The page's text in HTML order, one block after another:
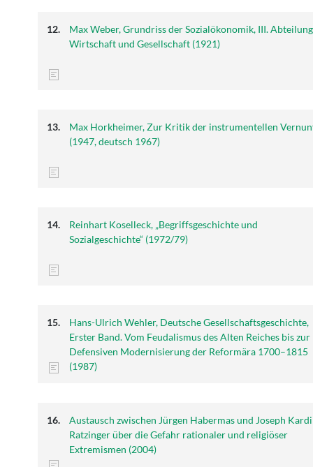
Max Weber, Grundriss der Sozialökonomik, III.
Wirtschaft und Gesellschaft (1921)
Max Horkheimer, Zur Kritik der instrumentellen
(1947, deutsch 1967)
Reinhart Koselleck, „Begriffsgeschichte und
Sozialgeschichte“ (1972/79)
Hans-Ulrich Wehler, Deutsche Gesellschaftsgeschichte,
Erster Band. Vom Feudalismus des Alten Reiches bis zur
Defensiven Modernisierung der Reformära 1700–1815
(1987)
Austausch zwischen Jürgen Habermas und Joseph
Ratzinger über die Gefahr rationaler und religiöser
Extremismen (2004)